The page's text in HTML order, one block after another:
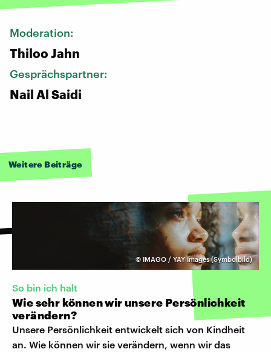
Moderation:
Thiloo Jahn
Gesprächspartner:
Nail Al Saidi
Weitere Beiträge
© IMAGO / YAY Images (Symbolbild)
So bin ich halt
Wie sehr können wir unsere Persönlichkeit
verändern?
Unsere Persönlichkeit entwickelt sich von Kindheit
an. Wie können wir sie verändern, wenn wir das